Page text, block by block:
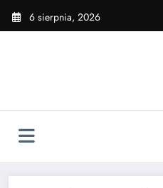
Skip
6 sierpnia, 2026